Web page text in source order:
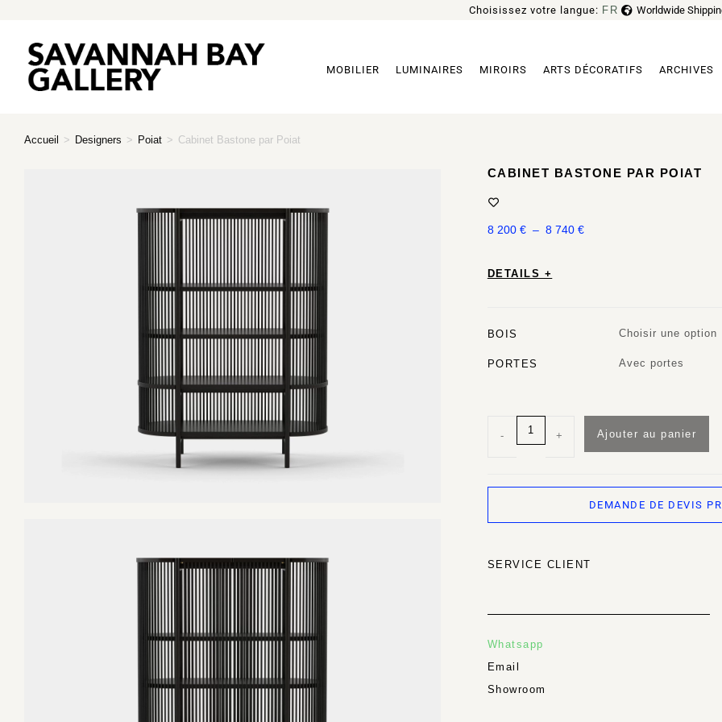
Choisissez votre langue: FR
EN Worldwide
MOBILIER LUMINAIRES MIROIRS ARTS DÉCORATIFS ARCHIVES
Accueil > Designers > Poiat > Cabinet Bastone par Poiat
CABINET BASTONE PAR POIAT
8 200 € – 8 740 €
DETAILS +
BOIS Choisir une option
PORTES Avec portes
- + Ajouter au panier
DEMANDE DE DEVIS
SERVICE CLIENT
Whatsapp
Email
Showroom